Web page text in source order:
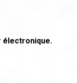
électronique.